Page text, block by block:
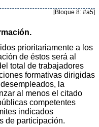
[Bloque 8: #a5]
prioritariamente a los
de éstos será al
total de trabajadores
formativas dirigidas
la
al menos el citado
competentes
indicados
de participación.